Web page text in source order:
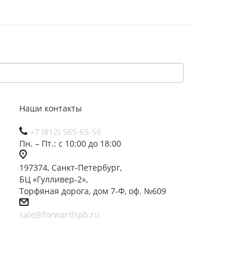
Наши контакты
+7 (812) 565-65-56
Пн. – Пт.: с 10:00 до 18:00
197374, Санкт-Петербург,
БЦ «Гулливер-2»,
Торфяная дорога, дом 7-Ф, оф. №609
sale@forwardspb.ru